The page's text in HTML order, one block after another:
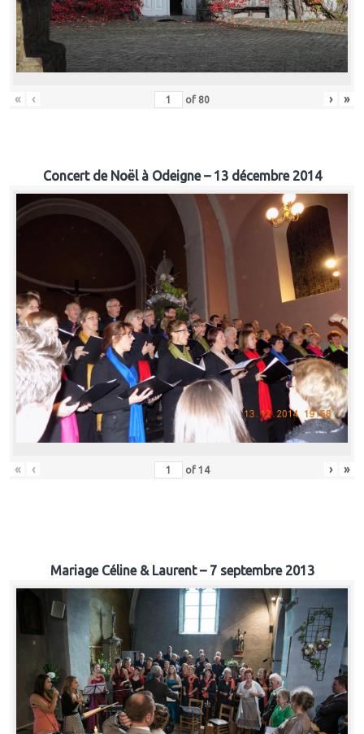
« ‹ of 80 › »
Concert de Noël à Odeigne – 13 décembre 2014
« ‹ of 14 › »
Mariage Céline & Laurent – 7 septembre 2013